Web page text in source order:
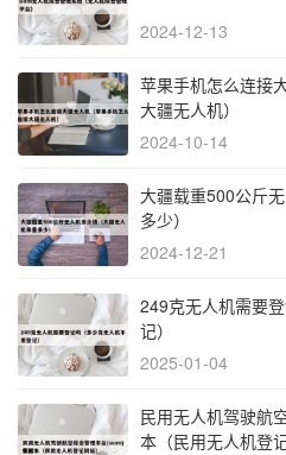
2024-12-13
苹果手机怎么连接
大疆无人机）
2024-10-14
大疆载重500公斤
多少）
2024-12-21
249克无人机需要
记）
2025-01-04
民用无人机驾驶航
本（民用无人机登